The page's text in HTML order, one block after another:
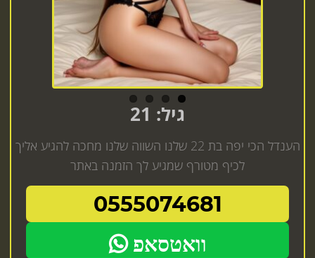
גיל: 21
הענדל הכי יפה בת 22 שלנו השווה שלנו מחכה להגיע אליך
לכיף מטורף שמגיע לך הזמנה באתר
0555074681
וואטסאפ